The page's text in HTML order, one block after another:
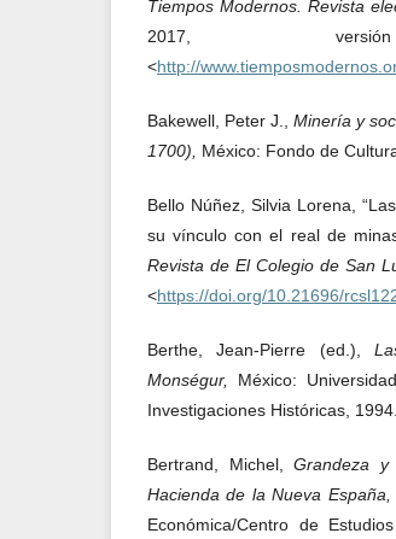
Tiempos Modernos. Revista
2017,
<http://
Bakewell, Peter J., Minería y
1700), México: Fondo de
Bello Núñez, Silvia Lorena,
su vínculo con el real de
Revista de El Colegio de San
<https://doi.org/10.21696/
Berthe, Jean-Pierre (ed.),
Monségur, México:
Investigaciones Históricas, 1994.
Bertrand, Michel,Grandeza
Hacienda de la Nueva España,
Económica/Centro de